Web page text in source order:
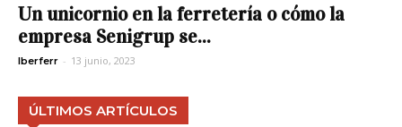
Un unicornio en la ferretería o cómo la
empresa Senigrup se...
Iberferr - 13 junio, 2023
ÚLTIMOS ARTÍCULOS